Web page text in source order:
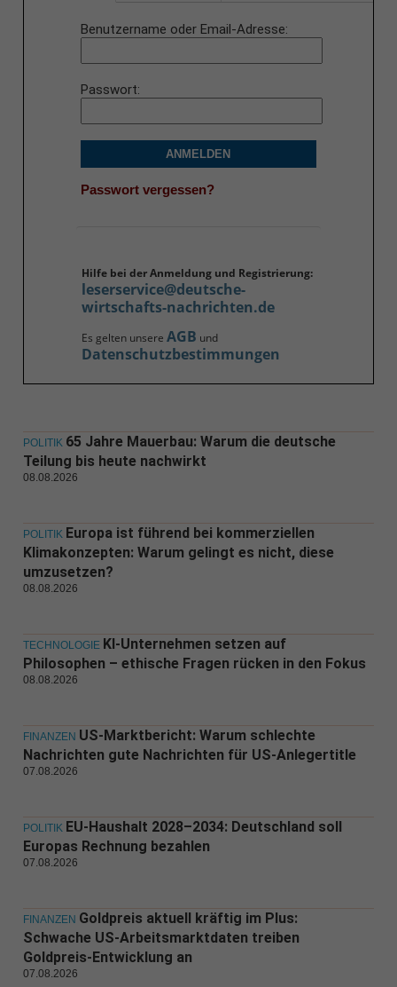
Benutzername oder Email-Adresse
Passwort
ANMELDEN
Passwort vergessen?
Hilfe bei der Anmeldung und Registrierung:
leserservice@deutsche-
wirtschafts-nachrichten.de
Es gelten unsere AGB und
Datenschutzbestimmungen
POLITIK 65 Jahre Mauerbau: Warum die deutsche
Teilung bis heute nachwirkt
08.08.2026
POLITIK Europa ist führend bei kommerziellen
Klimakonzepten: Warum gelingt es nicht, diese
umzusetzen?
08.08.2026
TECHNOLOGIE KI-Unternehmen setzen auf
Philosophen – ethische Fragen rücken in den Fokus
08.08.2026
FINANZEN US-Marktbericht: Warum schlechte
Nachrichten gute Nachrichten für US-Anlegertitle
07.08.2026
POLITIK EU-Haushalt 2028–2034: Deutschland soll
Europas Rechnung bezahlen
07.08.2026
FINANZEN Goldpreis aktuell kräftig im Plus:
Schwache US-Arbeitsmarktdaten treiben
Goldpreis-Entwicklung an
07.08.2026